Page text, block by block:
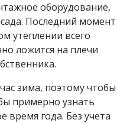
оборудование,
Последний момент
утеплении всего
ложится на плечи
зима, поэтому чтобы
примерно узнать
время года. Без учета